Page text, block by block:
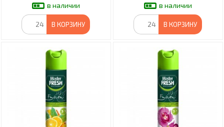
в наличии
В КОРЗИНУ
в наличии
В КОРЗИНУ